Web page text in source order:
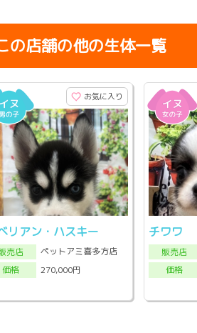
の店舗の他の生体一覧
お気に入り
リアン・ハスキー
売店
ペットアミ喜多方店
価格
270,000円
チワワ
販売店
価格